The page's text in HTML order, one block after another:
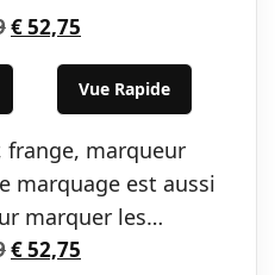
Le
prix
était :
€ 66,99.
€52,75
prix
actuel
est :
€ 52,75.
Vue Rapide
frange, marqueur
marquage est aussi
marquer les…
Le
€52,75